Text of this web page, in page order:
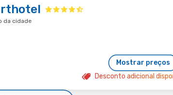
da cidade
Mostrar preços
Desconto adicional